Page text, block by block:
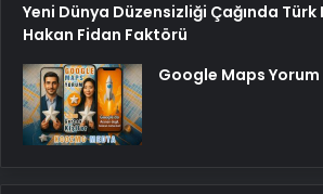
Yeni Dünya Düzensizliği Çağında Türk
Hakan Fidan Faktörü
Google Maps Yorum